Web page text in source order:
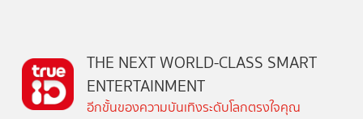
THE NEXT WORLD-CLASS SMART
ENTERTAINMENT
อีกขั้นของความบันเทิงระดับโลกตรงใจคุณ